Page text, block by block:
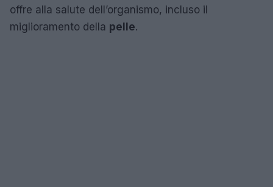
offre alla salute dell’organismo, incluso il
miglioramento della pelle.